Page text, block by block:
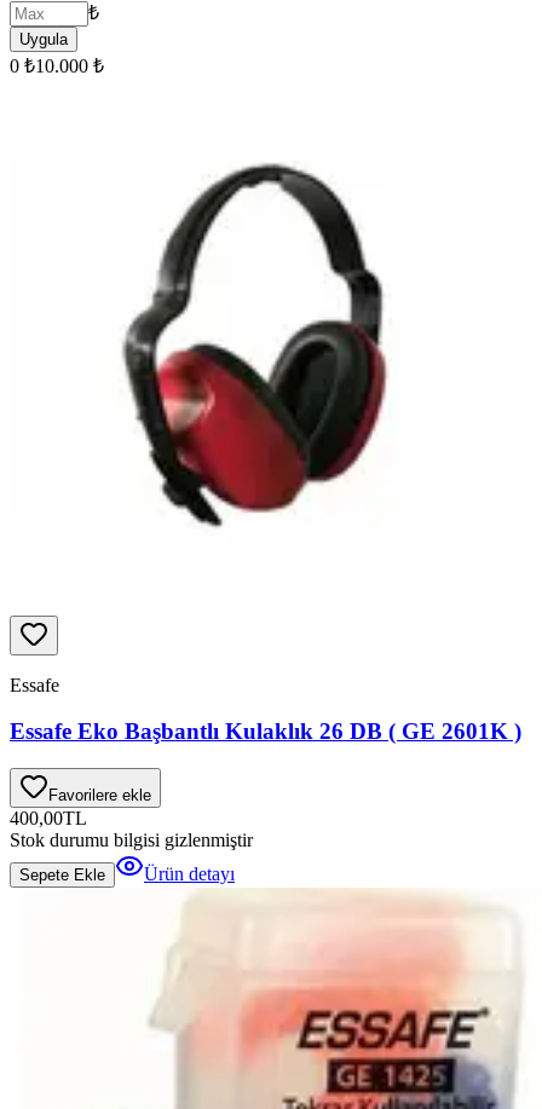
₺
Uygula
0 ₺10.000 ₺
Essafe
Essafe Eko Başbantlı Kulaklık 26 DB ( GE 2601K )
Favorilere ekle
400,00TL
Stok durumu bilgisi gizlenmiştir
Sepete Ekle Ürün detayı